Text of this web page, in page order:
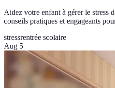
Aidez votre enfant à gérer le stress
conseils pratiques et engageants
stressrentrée scolaire
Aug 5